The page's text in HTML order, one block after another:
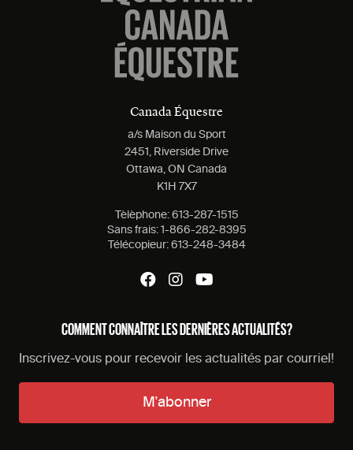
Canada Équestre
a/s Maison du Sport
2451, Riverside Drive
Ottawa, ON Canada
K1H 7X7
Tèlèphone: 613-287-1515
Sans frais: 1-866-282-8395
Télécopieur: 613-248-3484
COMMENT CONNAÎTRE LES DERNIÈRES ACTUALITÉS?
Inscrivez-vous pour recevoir les actualités par courriel!
M'abonner